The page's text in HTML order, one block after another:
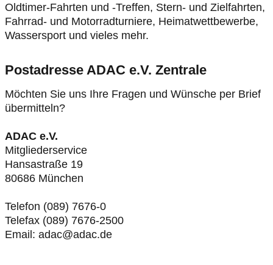
Oldtimer-Fahrten und -Treffen, Stern- und Zielfahrten,
Fahrrad- und Motorradturniere, Heimatwettbewerbe,
Wassersport und vieles mehr.
Postadresse ADAC e.V. Zentrale
Möchten Sie uns Ihre Fragen und Wünsche per Brief
übermitteln?
ADAC e.V.
Mitgliederservice
Hansastraße 19
80686 München
Telefon (089) 7676-0
Telefax (089) 7676-2500
Email: adac@adac.de